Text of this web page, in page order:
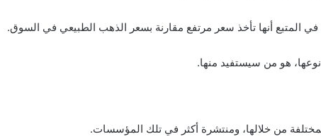
في المتبع أنها تأخذ سعر مرتفع مقارنة بسعر الذهب الطبيعي في السوق.
هو من سيستفيد منها.
من خلالها، ومنتشرة أكثر في تلك المؤسسات.